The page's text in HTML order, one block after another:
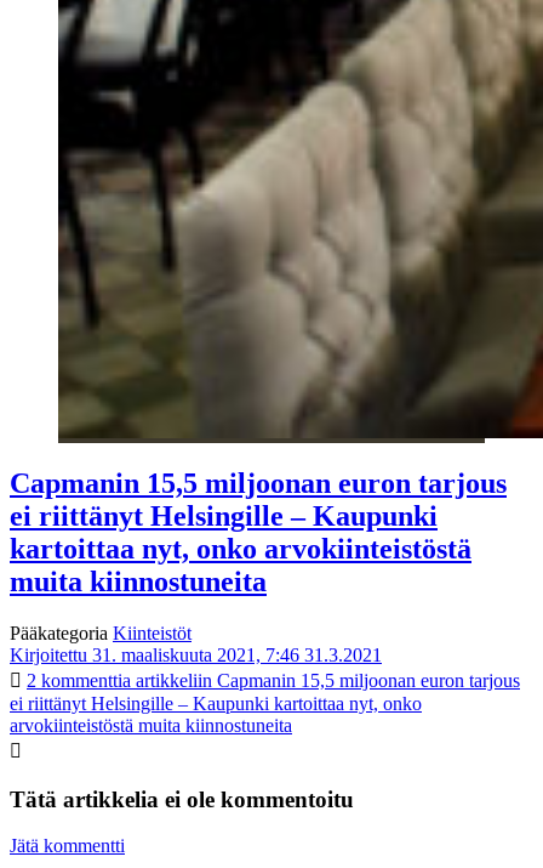
Capmanin 15,5 miljoonan euron tarjous
ei riittänyt Helsingille – Kaupunki
kartoittaa nyt, onko arvokiinteistöstä
muita kiinnostuneita
Pääkategoria Kiinteistöt
Kirjoitettu 31. maaliskuuta 2021, 7:46 31.3.2021
2 kommenttia artikkeliin Capmanin 15,5 miljoonan euron tarjous
ei riittänyt Helsingille – Kaupunki kartoittaa nyt, onko
arvokiinteistöstä muita kiinnostuneita
Tätä artikkelia ei ole kommentoitu
Jätä kommentti